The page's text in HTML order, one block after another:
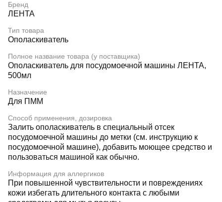
Бренд
ЛЕНТА
Тип товара
Ополаскиватель
Полное название товара (у поставщика)
Ополаскиватель для посудомоечной машины ЛЕНТА,
500мл
Назначение
Для ПММ
Способ применения, дозировка
Залить ополаскиватель в специальный отсек
посудомоечной машины до метки (см. инструкцию к
посудомоечной машине), добавить моющее средство и
пользоваться машиной как обычно.
Информация для аллергиков
При повышенной чувствительности и повреждениях
кожи избегать длительного контакта с любыми